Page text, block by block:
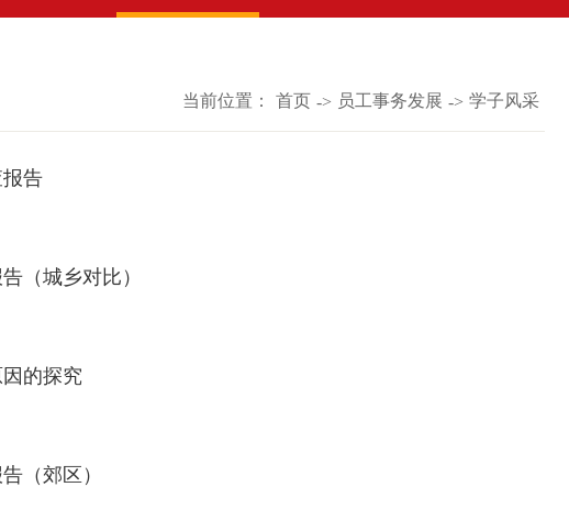
当前位置： 首页 -> 员工事务发展 -> 学子风采
告
（城乡对比）
的探究
（郊区）